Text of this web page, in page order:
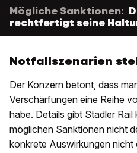
Mögliche Sanktionen:
rechtfertigt seine
Notfallszenarien
Der Konzern betont, dass
Verschärfungen eine Reihe
habe. Details gibt Stadler Rail
möglichen Sanktionen nicht
konkrete Auswirkungen